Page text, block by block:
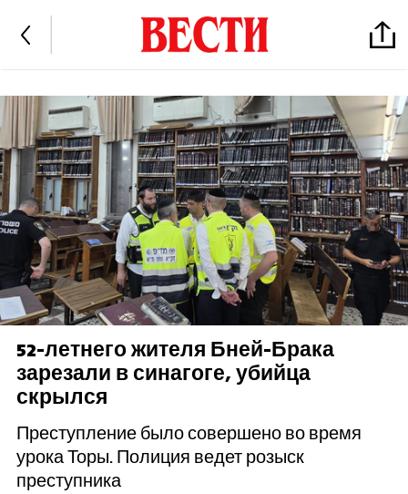
52-летнего жителя Бней-Брака
зарезали в синагоге, убийца
скрылся
Преступление было совершено во время
урока Торы. Полиция ведет розыск
преступника